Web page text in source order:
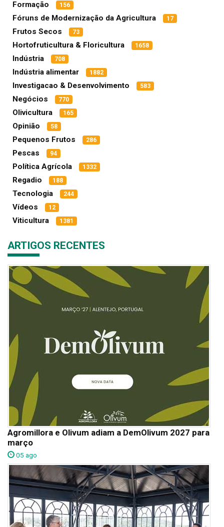
Formação 156
Fóruns de Modernização da Agricultura 17
Frutos Secos 73
Hortofruticultura & Floricultura 1658
Indústria 708
Indústria alimentar 1882
Investigacao & Desenvolvimento 583
Negócios 770
Olivicultura 165
Opinião 58
Pequenos Frutos 286
Pescas 94
Política Agrícola 1332
Regadio 188
Tecnologia 244
Vídeos 12
Viticultura 1381
ARTIGOS RECENTES
Agromillora e Olivum adiam a DemOlivum 2027 para
março
05 ago